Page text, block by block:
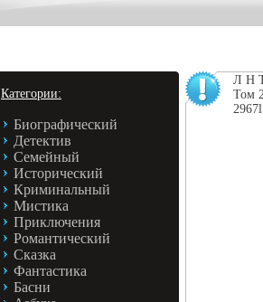
Категории:
Биографический
Детектив
Семейный
Исторический
Криминальный
Мистика
Приключения
Романтический
Сказка
Фантастика
Басни
Л Н
Том